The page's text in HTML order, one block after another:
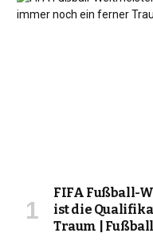
FIFA Fußball-
ist die
Traum |